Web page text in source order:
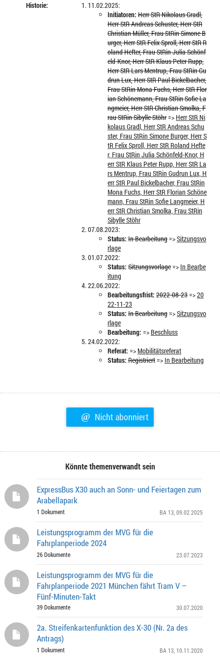
Historie:
11.02.2025:
Initiatoren: Herr StR Nikolaus Gradl,
Herr StR Andreas Schuster, Herr StR
Christian Müller, Frau StRin Simone B
urger, Herr StR Felix Sproll, Herr StR R
oland Hefter, Frau StRin Julia Schönf
eld-Knor, Herr StR Klaus Peter Rupp,
Herr StR Lars Mentrup, Frau StRin Gu
drun Lux, Herr StR Paul Bickelbacher,
Frau StRin Mona Fuchs, Herr StR Flor
ian Schönemann, Frau StRin Sofie La
ngmeier, Herr StR Christian Smolka, F
rau StRin Sibylle Stöhr=> Herr StR Ni
kolaus Gradl, Herr StR Andreas Schu
ster, Frau StRin Simone Burger, Herr S
tR Felix Sproll, Herr StR Roland Hefte
r, Frau StRin Julia Schönfeld-Knor, H
err StR Klaus Peter Rupp, Herr StR La
rs Mentrup, Frau StRin Gudrun Lux, H
err StR Paul Bickelbacher, Frau StRin
Mona Fuchs, Herr StR Florian Schöne
mann, Frau StRin Sofie Langmeier, H
err StR Christian Smolka, Frau StRin
Sibylle Stöhr
07.08.2023:
Status: In Bearbeitung=>Sitzungsvo
rlage
01.07.2022:
Status: Sitzungsvorlage=> In Bearbe
itung
22.06.2022:
Bearbeitungsfrist: 2022-08-23=>20
22-11-23
Status: In Bearbeitung=>Sitzungsvo
rlage
Bearbeitung: => Beschluss
24.02.2022:
Referat: => Mobilitätsreferat
Status: Registriert=> In Bearbeitung
@ Nicht abonniert
Könnte themenverwandt sein
ExpressBus X30 auch an Sonn- und Feiertagen zum
Arabellapark
1 Dokument BA 13 , 09.02.2025
Leistungsprogramm der MVG für die
Fahrplanperiode 2024
26 Dokumente 23.07.2023
Leistungsprogramm der MVG für die
Fahrplanperiode 2021 München fährt Tram V –
Fünf-Minuten-Takt
39 Dokumente 30.07.2020
2a. Streifenkartenfunktion des X-30 (Nr. 2a des
Antrags)
1 Dokument BA 13 , 10.11.2020